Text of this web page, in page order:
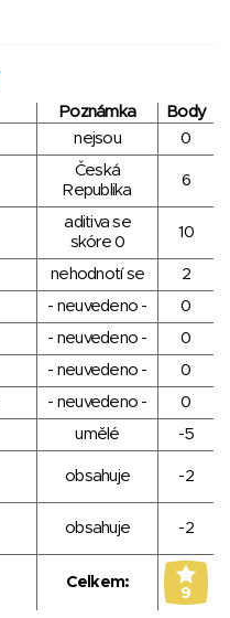
Poznámka
Body
nejsou 0
Česká
Republika
6
aditiva se
skóre 0
10
nehodnotí se
2
- neuvedeno -
0
- neuvedeno -
0
- neuvedeno -
0
- neuvedeno -
0
umělé
-5
obsahuje -2
obsahuje -2
Celkem:
9